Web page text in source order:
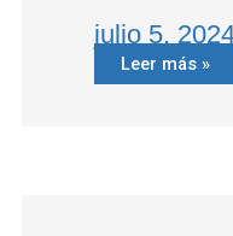
julio 5,
Leer más »